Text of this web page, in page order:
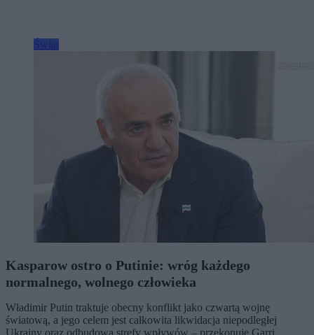
Kasparow ostro o Putinie: wróg każdego
normalnego, wolnego człowieka
Władimir Putin traktuje obecny konflikt jako czwartą wojnę
światową, a jego celem jest całkowita likwidacja niepodległej
Ukrainy oraz odbudowa strefy wpływów – przekonuje Garri